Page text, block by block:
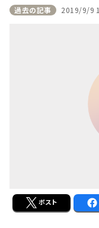
過去の記事 2019/9/9
ポスト